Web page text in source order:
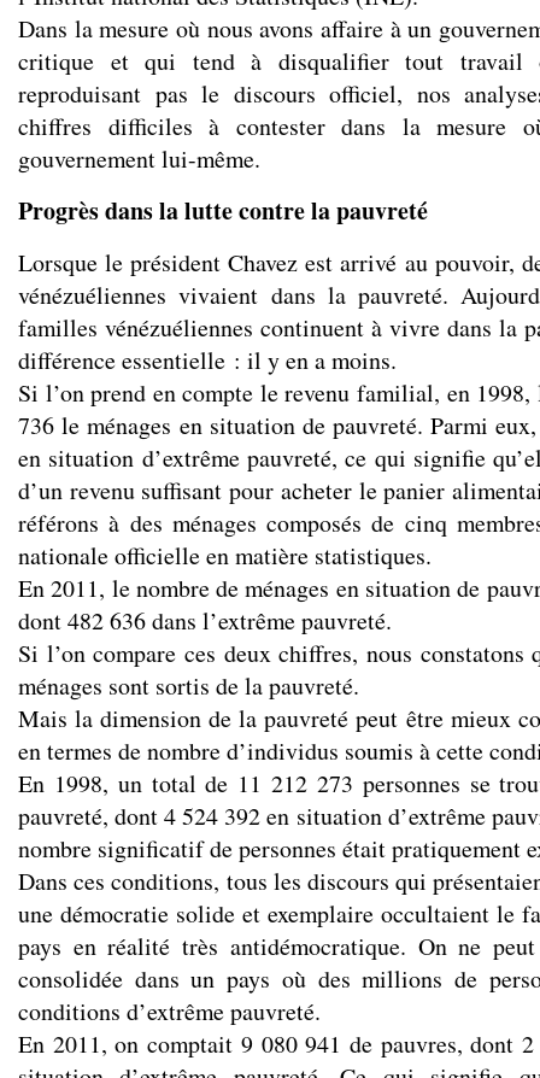
Dans la mesure où nous avons affaire à un
critique et qui tend à disqualifier tout travail
reproduisant pas le discours officiel, nos
chiffres difficiles à contester dans la mesure
gouvernement lui-même.
Progrès dans la lutte contre la pauvreté
Lorsque le président Chavez est arrivé au pouvoir,
vénézuéliennes vivaient dans la pauvreté.
familles vénézuéliennes continuent à vivre dans la
différence essentielle : il y en a moins.
Si l’on prend en compte le revenu familial, en
736 le ménages en situation de pauvreté. Parmi
en situation d’extrême pauvreté, ce qui signifie
d’un revenu suffisant pour acheter le panier
référons à des ménages composés de cinq
nationale officielle en matière statistiques.
En 2011, le nombre de ménages en situation de
dont 482 636 dans l’extrême pauvreté.
Si l’on compare ces deux chiffres, nous constatons
ménages sont sortis de la pauvreté.
Mais la dimension de la pauvreté peut être mieux
en termes de nombre d’individus soumis à cette
En 1998, un total de 11 212 273 personnes se
pauvreté, dont 4 524 392 en situation d’extrême
nombre significatif de personnes était pratiquement
Dans ces conditions, tous les discours qui
une démocratie solide et exemplaire occultaient le
pays en réalité très antidémocratique. On ne
consolidée dans un pays où des millions de
conditions d’extrême pauvreté.
En 2011, on comptait 9 080 941 de pauvres, dont